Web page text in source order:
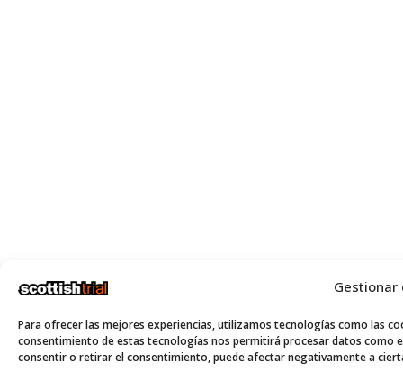
Para ofrecer las mejores experiencias, utilizamos tecnologías como las
consentimiento de estas tecnologías nos permitirá procesar datos como
consentir o retirar el consentimiento, puede afectar negativamente a